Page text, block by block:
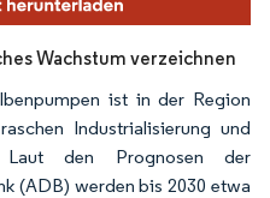
Wachstum verzeichnen
ist in der Region
Industrialisierung und
Laut den Prognosen der
(ADB) werden bis 2030 etwa